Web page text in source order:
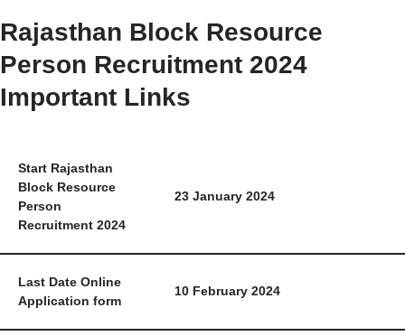
Rajasthan Block Resource
Person Recruitment 2024
Important Links
Start Rajasthan
Block Resource
Person
Recruitment 2024
23 January 2024
Last Date Online
Application form
10 February 2024